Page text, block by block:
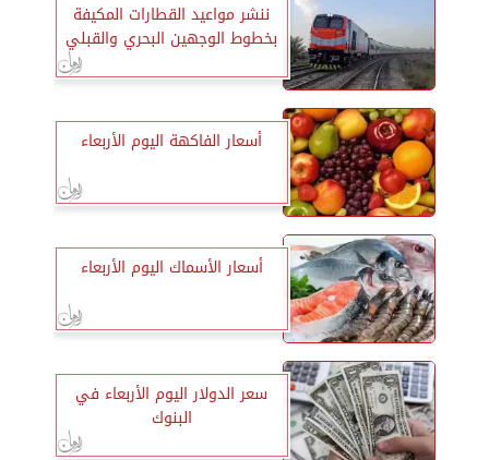
ننشر مواعيد القطارات المكيفة
بخطوط الوجهين البحري والقبلي
أسعار الفاكهة اليوم الأربعاء
أسعار الأسماك اليوم الأربعاء
سعر الدولار اليوم الأربعاء في
البنوك